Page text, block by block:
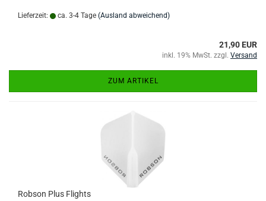
Lieferzeit: ca. 3-4 Tage (Ausland abweichend)
21,90 EUR
inkl. 19% MwSt. zzgl. Versand
ZUM ARTIKEL
Robson Plus Flights